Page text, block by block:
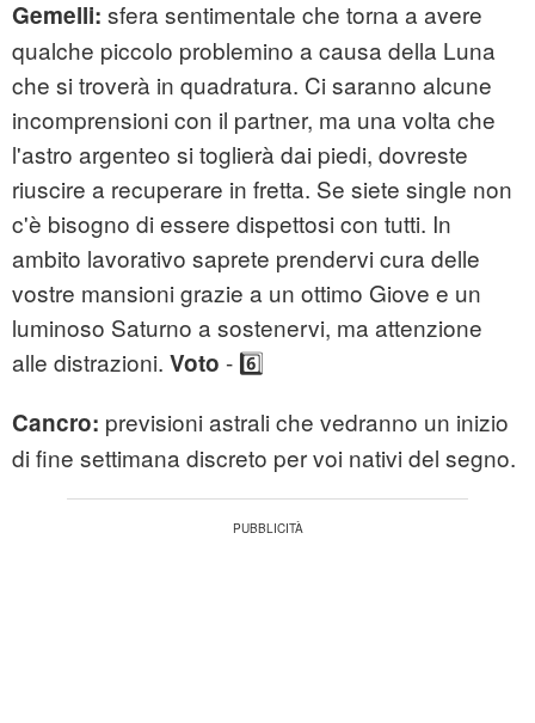
Gemelli: sfera sentimentale che torna a avere
qualche piccolo problemino a causa della Luna
che si troverà in quadratura. Ci saranno alcune
incomprensioni con il partner, ma una volta che
l'astro argenteo si toglierà dai piedi, dovreste
riuscire a recuperare in fretta. Se siete single non
c'è bisogno di essere dispettosi con tutti. In
ambito lavorativo saprete prendervi cura delle
vostre mansioni grazie a un ottimo Giove e un
luminoso Saturno a sostenervi, ma attenzione
alle distrazioni. Voto - 6️⃣
Cancro: previsioni astrali che vedranno un inizio
di fine settimana discreto per voi nativi del segno.